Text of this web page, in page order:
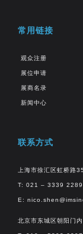
常用链接
观众注册
展位申请
展商名录
新闻中心
联系方式
上海市徐汇区虹桥路
T: 021 – 3339
E:
北京市东城区朝阳门